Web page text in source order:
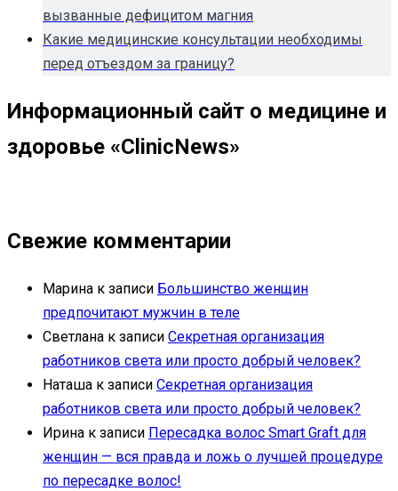
вызванные дефицитом магния
Какие медицинские консультации необходимы
перед отъездом за границу?
Информационный сайт о медицине и
здоровье «ClinicNews»
Свежие комментарии
Марина к записи Большинство женщин
предпочитают мужчин в теле
Светлана к записи Секретная организация
работников света или просто добрый человек?
Наташа к записи Секретная организация
работников света или просто добрый человек?
Ирина к записи Пересадка волос Smart Graft для
женщин — вся правда и ложь о лучшей процедуре
по пересадке волос!